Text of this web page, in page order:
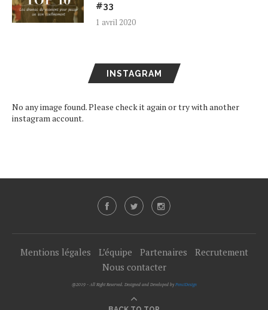
#33
1 avril 2020
INSTAGRAM
No any image found. Please check it again or try with another
instagram account.
Mentions légales L’équipe Partenaires
Recrutement
Nous contacter
@2019 - All Right Reserved. Designed and Developed by PenciDesign